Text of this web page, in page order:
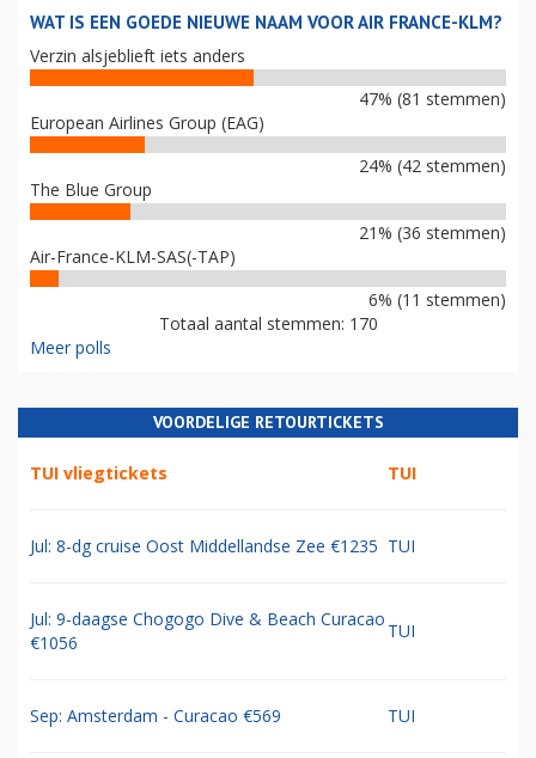
WAT IS EEN GOEDE NIEUWE NAAM VOOR AIR FRANCE-KLM?
Verzin alsjeblieft iets anders
47% (81 stemmen)
European Airlines Group (EAG)
24% (42 stemmen)
The Blue Group
21% (36 stemmen)
Air-France-KLM-SAS(-TAP)
6% (11 stemmen)
Totaal aantal stemmen: 170
Meer polls
VOORDELIGE RETOURTICKETS
TUI vliegtickets TUI
Jul: 8-dg cruise Oost Middellandse Zee €1235 TUI
Jul: 9-daagse Chogogo Dive & Beach Curacao
€1056
TUI
Sep: Amsterdam - Curacao €569 TUI